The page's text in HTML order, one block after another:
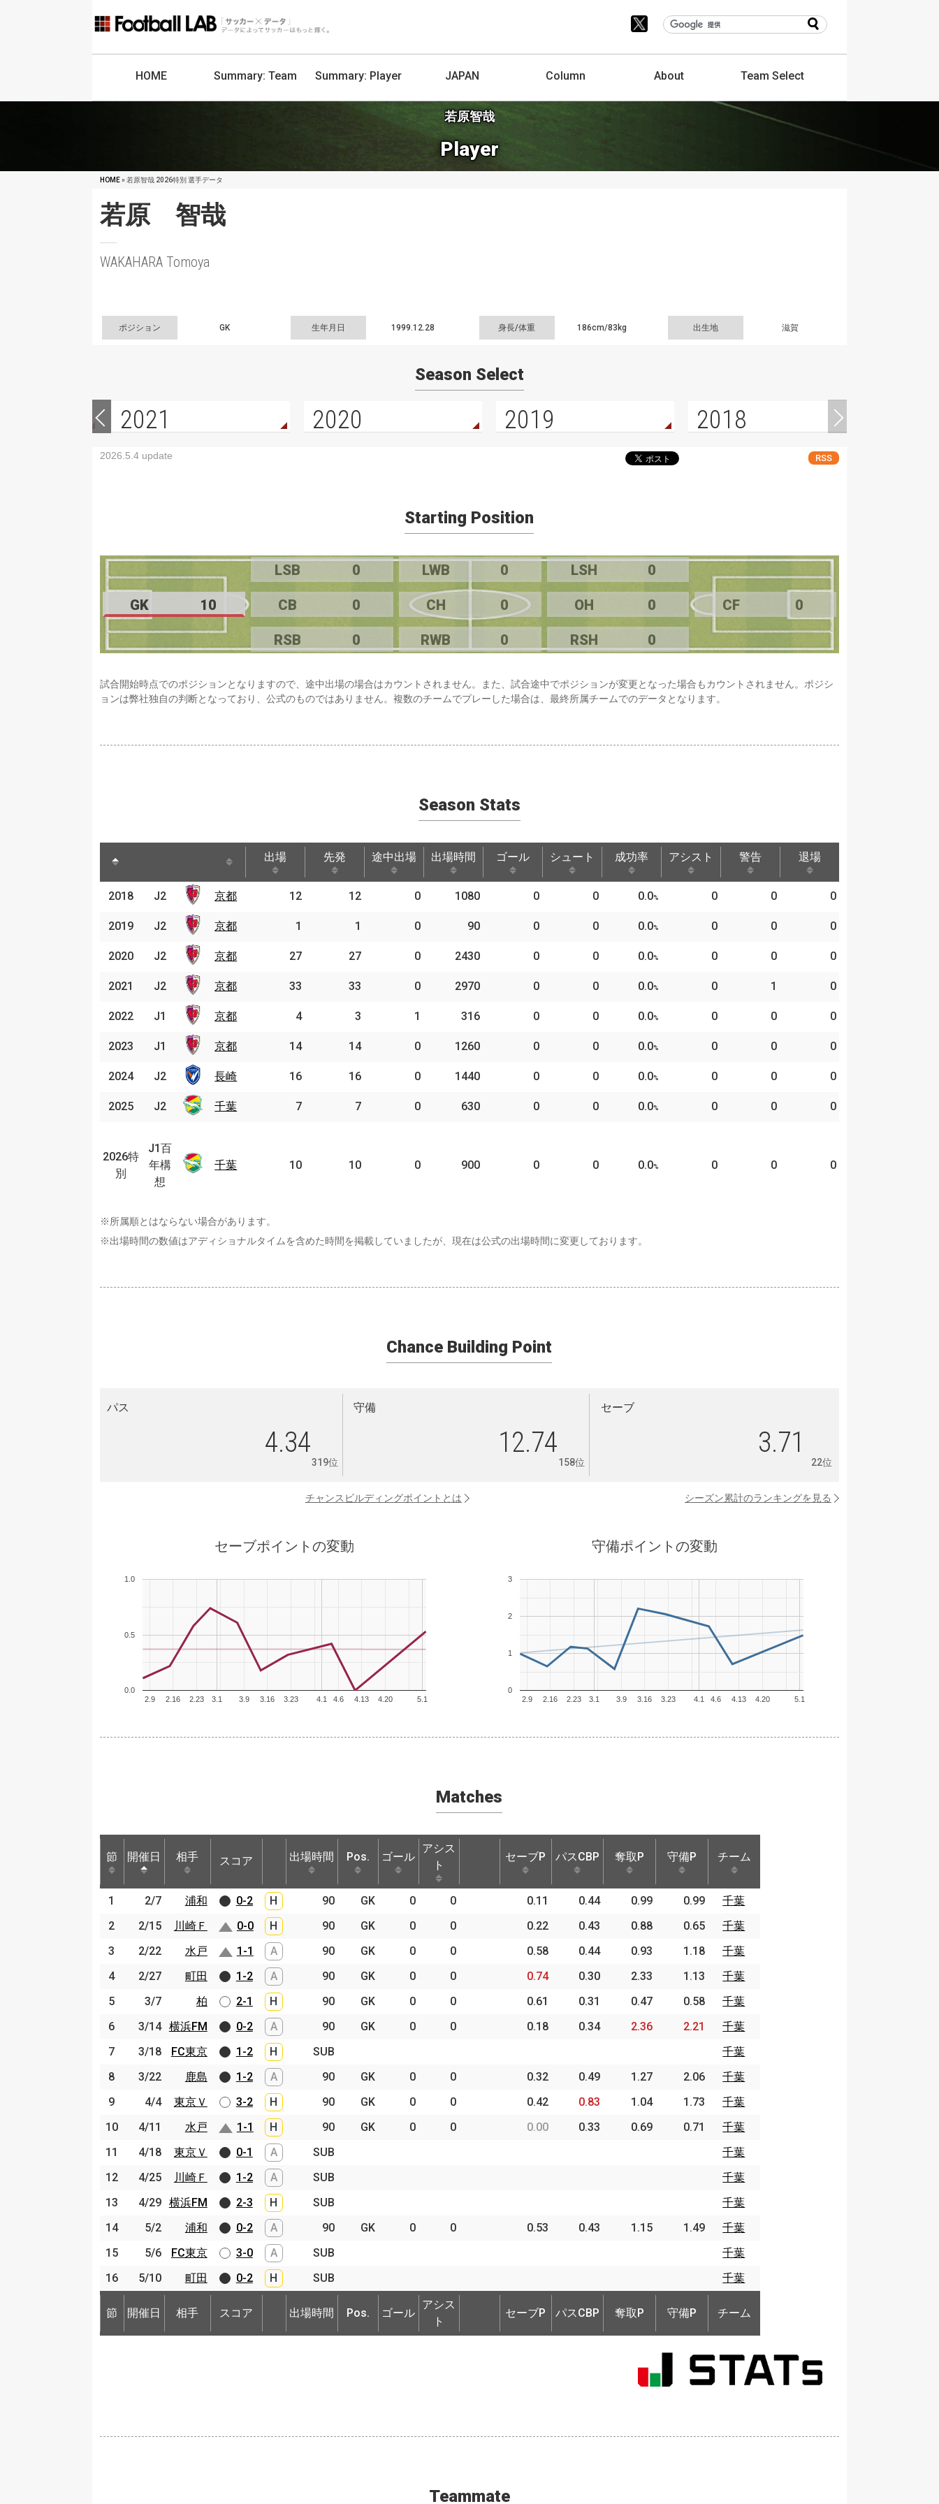
HOME Summary: Team Summary: Player JAPAN Column About TeamSelect
若原智哉
Player
HOME» 若原智哉 2026特別 選手データ
若原 智哉
WAKAHARA Tomoya
ポジション GK 生年月日 1999.12.28 身長/体重 186cm/83kg 出生地 滋賀
Season Select
2021 2020 2019 2018
2026.5.4 update RSS
Starting Position
LSB 0 LWB 0 LSH 0
GK 10 CB 0 CH 0 OH 0 CF 0
RSB 0 RWB 0 RSH 0
試合開始時点でのポジションとなりますので、途中出場の場合はカウントされません。また、試合途中でポジションが変更となった場合もカウントされません。ポジシ
ョンは弊社独自の判断となっており、公式のものではありません。複数のチームでプレーした場合は、最終所属チームでのデータとなります。
Season Stats
出場 先発 途中出場 出場時間 ゴール シュート 成功率 アシスト 警告 退場
途中出場 出場時間 シュート 成功率 アシスト
2018 京都 12 12 0 1080 0 0 0.0% 0 0 0
2019 京都 1 1 0 90 0 0 0.0% 0 0 0
2020 京都 27 27 0 2430 0 0 0.0% 0 0 0
2021 京都 33 33 0 2970 0 0 0.0% 0 1 0
2022 京都 4 3 1 316 0 0 0.0% 0 0 0
2023 京都 14 14 0 1260 0 0 0.0% 0 0 0
2024 長崎 16 16 0 1440 0 0 0.0% 0 0 0
2025 千葉 7 7 0 630 0 0 0.0% 0 0 0
2026
特別
千葉 10 10 0 900 0 0 0.0% 0 0 0
2018 J2 京都
2019 J2 京都
2020 J2 京都
2021 J2 京都
2022 J1 京都
2023 J1 京都
2024 J2 長崎
2025 J2 千葉
2026特
別
J1百
年構
想
千葉
※所属順とはならない場合があります。
※出場時間の数値はアディショナルタイムを含めた時間を掲載していましたが、現在は公式の出場時間に変更しております。
Chance Building Point
パス
4.34
319位
守備
12.74
158位
セーブ
3.71
22位
チャンスビルディングポイントとは シーズン累計のランキングを見る
セーブポイントの変動
3.1 4.1 5.1
2.9 2.16 2.23 3.9 3.16 3.23 4.6 4.13 4.20
0.0
0.5
1.0
守備ポイントの変動
3.1 4.1 5.1
2.9 2.16 2.23 3.9 3.16 3.23 4.6 4.13 4.20
0
1
2
3
Matches
節 開催日 相手 スコア 出場時間 Pos. ゴール
アシス
ト
セーブP パスCBP 奪取P 守備P チーム
節 開催日 相手 スコア 出場時間 Pos. ゴール
アシス
セーブP パスCBP 奪取P 守備P チーム
アシス
ト
1 2/7 浦和 0-2 H 90 GK 0 0 0.11 0.44 0.99 0.99
千葉
2
2/15 川崎Ｆ 0-0 H 90 GK 0 0 0.22 0.43 0.88 0.65
千葉
3
2/22 水戸 1-1 A 90 GK 0 0 0.58 0.44 0.93 1.18
千葉
4
2/27 町田 1-2 A 90 GK 0 0 0.74 0.30 2.33 1.13
千葉
5
3/7 柏 2-1 H 90 GK 0 0 0.61 0.31 0.47 0.58
千葉
6
3/14 横浜FM 0-2 A 90 GK 0 0 0.18 0.34 2.36 2.21
千葉
7
3/18 FC東京 1-2 H SUB
千葉
8
3/22 鹿島 1-2 A 90 GK 0 0 0.32 0.49 1.27 2.06
千葉
9
4/4 東京Ｖ 3-2 H 90 GK 0 0 0.42 0.83 1.04 1.73
千葉
10
4/11 水戸 1-1 H 90 GK 0 0 0.00 0.33 0.69 0.71
千葉
11
4/18 東京Ｖ 0-1 A SUB
千葉
12
4/25 川崎Ｆ 1-2 A SUB
千葉
13
4/29 横浜FM 2-3 H SUB
千葉
14
5/2 浦和 0-2 A 90 GK 0 0 0.53 0.43 1.15 1.49
千葉
15
5/6 FC東京 3-0 A SUB
千葉
16
5/10 町田 0-2 H SUB 千葉
節 開催日 相手 スコア 出場時間 Pos. ゴール
アシス
ト
セーブP パスCBP 奪取P 守備P チーム
節 開催日 相手
1 2/7
浦和
2
2/15
川崎Ｆ
3
2/22
水戸
4
2/27
町田
5
3/7
柏
6
3/14 横浜FM
7
3/18
FC東京
8
3/22
鹿島
9
4/4
東京Ｖ
10
4/11
水戸
11
4/18
東京Ｖ
12
4/25
川崎Ｆ
13
4/29 横浜FM
14
5/2
浦和
15
5/6
FC東京
16
5/10 町田
節 開催日 相手
Teammate